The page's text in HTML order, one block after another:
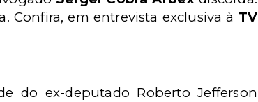
Confira, em entrevista exclusiva à TV
do ex-deputado Roberto Jefferson